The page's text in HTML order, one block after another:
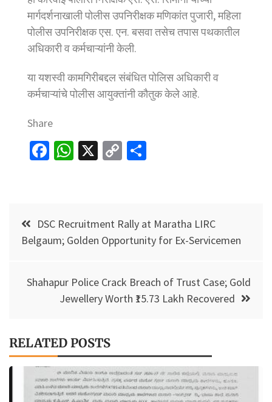
मार्गदर्शनाखाली पोलीस उपनिरीक्षक मणिकांत पुजारी, महिला
पोलीस उपनिरीक्षक एस. एन. बसवा तसेच तपास पथकातील
अधिकारी व कर्मचाऱ्यांनी केली.
या यशस्वी कामगिरीबद्दल संबंधित पोलिस अधिकारी व
कर्मचाऱ्यांचे पोलीस आयुक्तांनी कौतुक केले आहे.
Share
Fa
o
k
W
p
p
X
C
Li
n
navigation
DSC Recruitment Rally at Maratha LIRC
Belgaum; Golden Opportunity for Ex-Servicemen
Shahapur Police Crack Breach of Trust Case; Gold
Jewellery Worth ₹15.73 Lakh Recovered
RELATED POSTS